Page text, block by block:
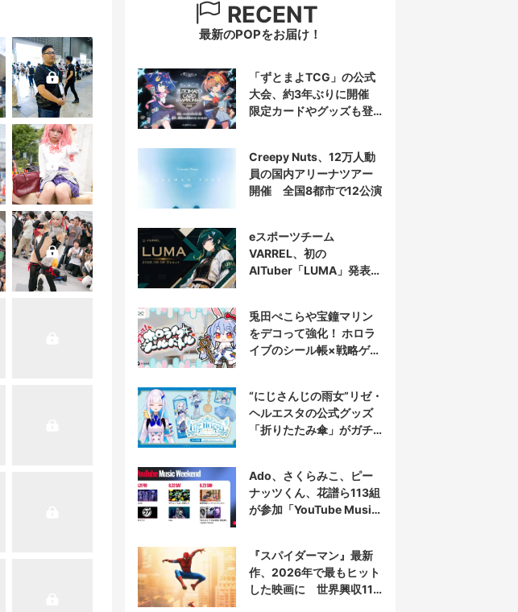
RECENT
最新のPOPをお届け！
「ずとまよTCG」の公式
大会、約3年ぶりに開催
限定カードやグッズも登
Creepy Nuts、12万人動
員の国内アリーナツアー
開催 全国8都市で12公演
eスポーツチーム
VARREL、初の
AITuber「LUMA」発表
兎田ぺこらや宝鐘マリン
をデコって強化！ ホロラ
イブのシール帳×戦略ゲー
“にじさんじの雨女”リゼ・
ヘルエスタの公式グッズ
「折りたたみ傘」がガチ
Ado、さくらみこ、ピー
ナッツくん、花譜ら113組
が参加「YouTube Music
『スパイダーマン』最新
作、2026年で最もヒット
した映画に 世界興収11